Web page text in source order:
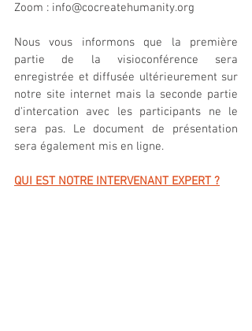
Zoom : info@cocreatehumanity.org
Nous vous informons que la première
partie de la visioconférence sera
enregistrée et diffusée ultérieurement sur
notre site internet mais la seconde partie
d'intercation avec les participants ne le
sera pas. Le document de présentation
sera également mis en ligne.
QUI EST NOTRE INTERVENANT EXPERT ?